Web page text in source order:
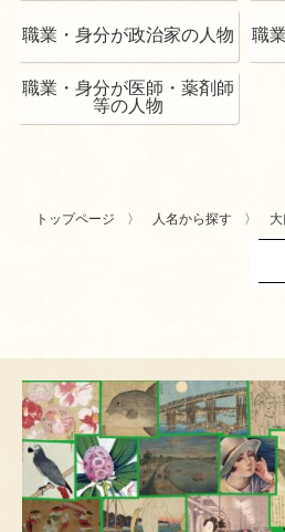
職業・身分が政治家の人物 職
職業・身分が医師・薬剤師
等の人物
トップページ 人名から探す